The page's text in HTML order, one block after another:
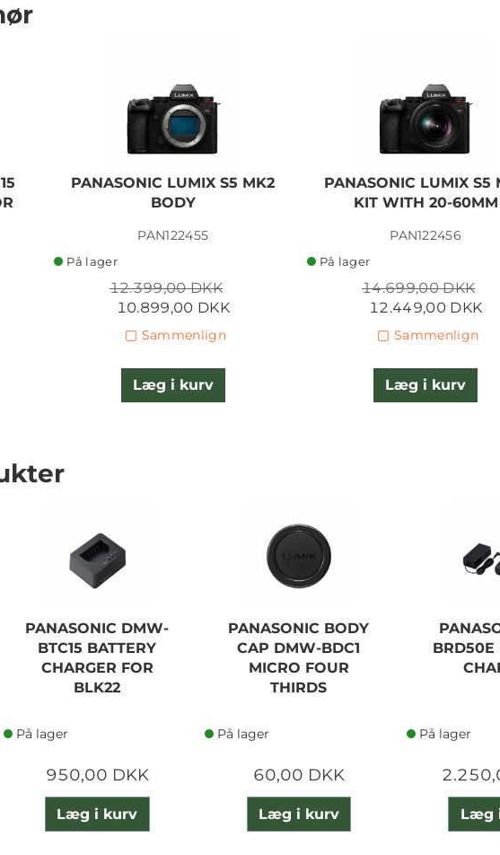
PANASONIC LUMIX S5 MK2
BODY
PAN122455
På lager
12.399,00 DKK
10.899,00 DKK
Sammenlign
Læg i kurv
PANASONIC LUMIX S5
KIT WITH 20-60MM
PAN122456
På lager
14.699,00 DKK
12.449,00 DKK
Sammenlign
Læg i kurv
PANASONIC DMW-
BTC15 BATTERY
CHARGER FOR
BLK22
På lager
950,00 DKK
Læg i kurv
PANASONIC BODY
CAP DMW-BDC1
MICRO FOUR
THIRDS
På lager
60,00 DKK
Læg i kurv
BRD50E
På lager
Læg